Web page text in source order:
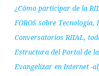
¿Cómo participar de la
FOROS sobre
Conversatorios RIIAL,
Estructura del Portal de
Evangelizar en Internet -